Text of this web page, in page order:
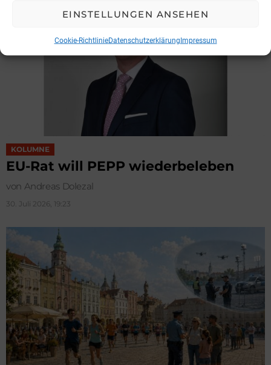
EINSTELLUNGEN ANSEHEN
Cookie-RichtlinieDatenschutzerklärungImpressum
KOLUMNE
EU-Rat will PEPP wiederbeleben
von Andreas Dolezal
30. Juli 2026, 19:23